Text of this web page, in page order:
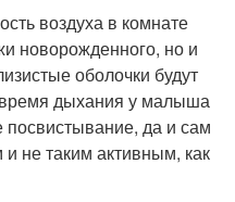
воздуха в комнате
новорожденного, но и
оболочки будут
время дыхания у малыша
посвистывание, да и сам
не таким активным, как